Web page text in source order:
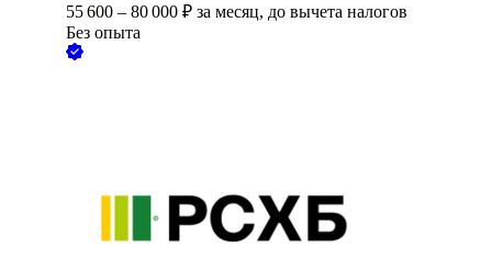
55 600 – 80 000 ₽ за месяц, до вычета налогов
Без опыта